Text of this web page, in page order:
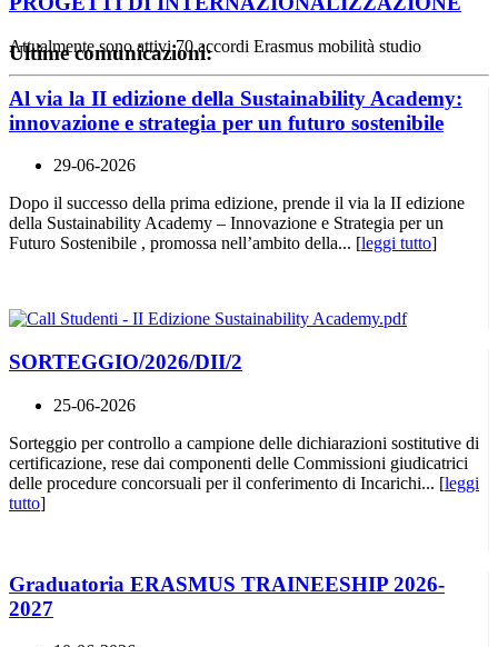
Attualmente sono attivi 70 accordi Erasmus mobilità studio
Ultime comunicazioni:
Al via la II edizione della Sustainability Academy:
innovazione e strategia per un futuro sostenibile
29-06-2026
Dopo il successo della prima edizione, prende il via la II edizione
della Sustainability Academy – Innovazione e Strategia per un
Futuro Sostenibile , promossa nell’ambito della... [leggi tutto]
SORTEGGIO/2026/DII/2
25-06-2026
Sorteggio per controllo a campione delle dichiarazioni sostitutive di
certificazione, rese dai componenti delle Commissioni giudicatrici
delle procedure concorsuali per il conferimento di Incarichi... [leggi
tutto]
Graduatoria ERASMUS TRAINEESHIP 2026-
2027